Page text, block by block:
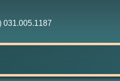
031.005.1187